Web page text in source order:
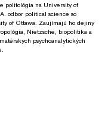
politológia na University of
odbor political science so
of Ottawa. Zaujímajú ho dejiny
Nietzsche, biopolitika a
psychoanalytických